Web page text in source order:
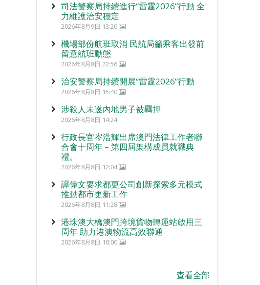
司法警察局持續進行“雷霆2026”行動 全
力維護治安穩定
2026年8月9日 13:20
機場部份航班取消 民航局籲乘客出發前
留意航班動態
2026年8月8日 22:56
治安警察局持續開展“雷霆2026”行動
2026年8月8日 15:40
涉殺人未遂內地男子被羈押
2026年8月8日 14:24
行政長官岑浩輝出席澳門法律工作者聯
合會十周年 – 第四屆架構成員就職典
禮。
2026年8月8日 12:04
譚偉文要求都更公司創新探索多元模式
推動都市更新工作
2026年8月8日 11:28
港珠澳大橋澳門跨境貨物轉運站啟用三
周年 助力港澳物流高效聯通
2026年8月8日 10:00
查看全部